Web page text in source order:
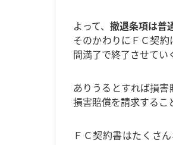
よって、 撤退条項は普
そのかわりにＦＣ契
間満了で終了させてい
ありうるとすれば損害
損害賠償を請求するこ
ＦＣ契約書はたくさ